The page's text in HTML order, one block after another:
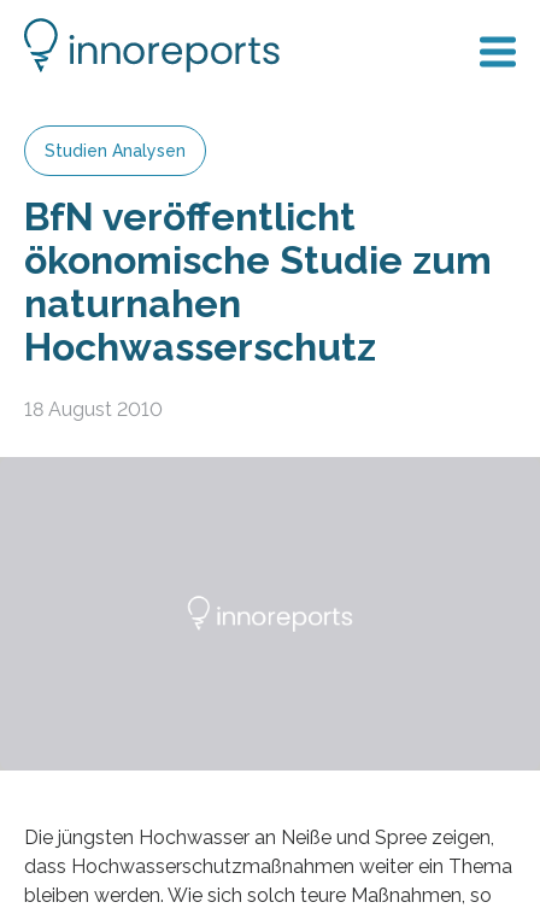
Studien Analysen
BfN veröffentlicht
ökonomische Studie zum
naturnahen
Hochwasserschutz
18 August 2010
Die jüngsten Hochwasser an Neiße und Spree zeigen,
dass Hochwasserschutzmaßnahmen weiter ein Thema
bleiben werden. Wie sich solch teure Maßnahmen, so